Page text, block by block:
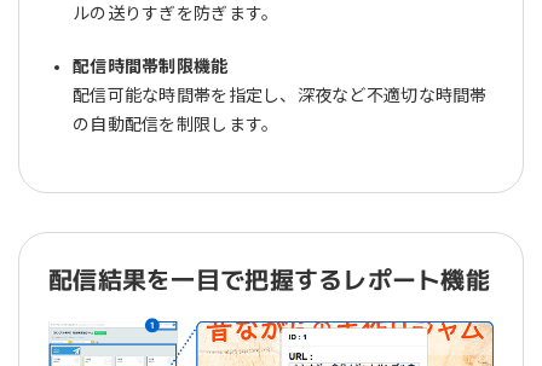
ルの送りすぎを防ぎます。
配信時間帯制限機能
配信可能な時間帯を指定し、深夜など不適切な時間帯
の自動配信を制限します。
配信結果を一目で把握するレポート機能